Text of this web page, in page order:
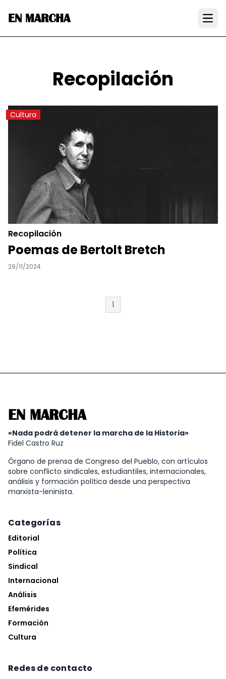
EN MARCHA
Recopilación
Cultura
Recopilación
Poemas de Bertolt Bretch
29/11/2024
1
EN MARCHA
«Nada podrá detener la marcha de la Historia»
Fidel Castro Ruz
Órgano de prensa de Congreso del Pueblo, con artículos
sobre conflicto sindicales, estudiantiles, internacionales,
análisis y formación política desde una perspectiva
marxista-leninista.
Categorías
Editorial
Política
Sindical
Internacional
Análisis
Efemérides
Formación
Cultura
Redes de contacto